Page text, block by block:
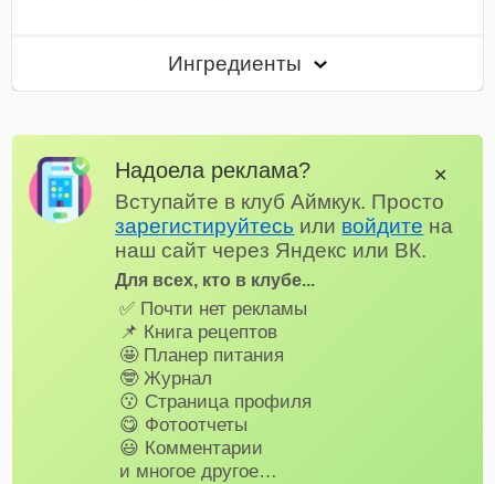
Ингредиенты
Надоела реклама?
Вступайте в клуб Аймкук. Просто
зарегистируйтесь или войдите на
наш сайт через Яндекс или ВК.
Для всех, кто в клубе...
✅ Почти нет рекламы
📌 Книга рецептов
🤩 Планер питания
🤓 Журнал
😗 Страница профиля
😋 Фотоотчеты
😃 Комментарии
и многое другое…
✕